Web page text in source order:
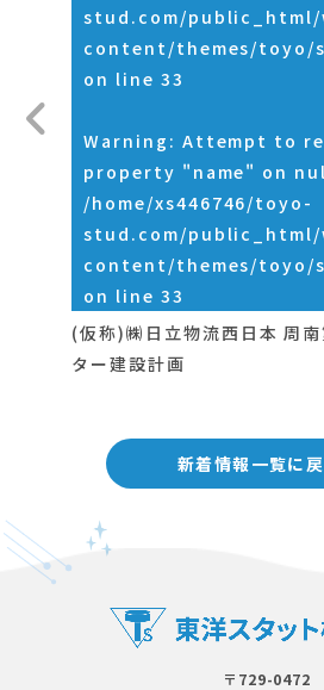
stud.com/public_html/
content/themes/toyo/
on line 33
Warning : Attempt to
property "name" on
/home/xs446746/toyo-
stud.com/public_html/
content/themes/toyo/
on line 33
(仮称)㈱日立物流西日本 周
ター建設計画
新着情報一覧に
〒729-0472